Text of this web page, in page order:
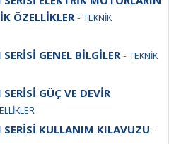
ÖZELLİKLER- TEKNİK
GENEL BİLGİLER- TEKNİK
GÜÇ VE DEVİR
KULLANIM KILAVUZU -